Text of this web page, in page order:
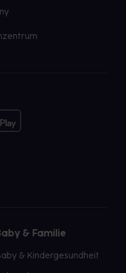
& Familie
& Kindergesundheit